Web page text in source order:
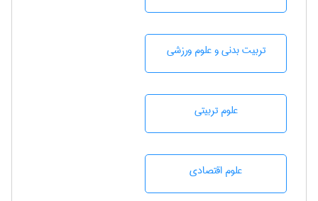
تربيت بدنی و علوم ورزشی
علوم تربيتی
علوم اقتصادی